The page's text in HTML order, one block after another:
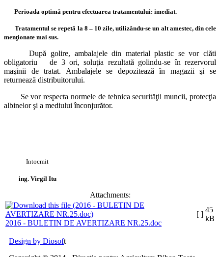
Perioada optimă pentru efectuarea tratamentului: imediat.
Tratamentul se repetă la 8 – 10 zile, utilizându-se un alt amestec, din cele
menţionate mai sus.
După golire, ambalajele din material plastic se vor clăti
obligatoriu de 3 ori, soluţia rezultată golindu-se în rezervorul
maşinii de tratat. Ambalajele se depozitează în magazii şi se
returnează distribuitorului.
Se vor respecta normele de tehnica securităţii muncii, protecţia
albinelor şi a mediului înconjurător.
Intocmit
ing. Virgil Itu
Attachments:
2016 - BULETIN DE AVERTIZARE NR.25.doc
[ ]
45
kB
Design by Diosoft